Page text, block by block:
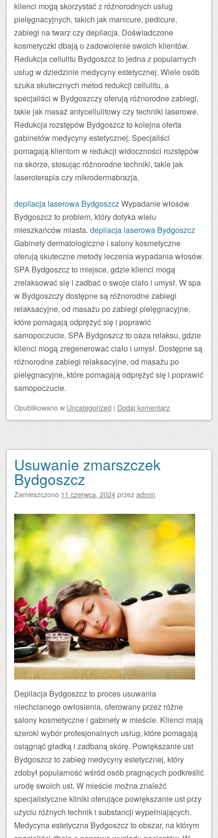
klienci mogą skorzystać z różnorodnych usług
pielęgnacyjnych, takich jak manicure, pedicure,
zabiegi na twarz czy depilacja. Doświadczone
kosmetyczki dbają o zadowolenie swoich klientów.
Redukcja cellulitu Bydgoszcz to jedna z popularnych
usług w dziedzinie medycyny estetycznej. Wiele osób
szuka skutecznych metod redukcji cellulitu, a
specjaliści w Bydgoszczy oferują różnorodne zabiegi,
takie jak masaż antycellulitowy czy techniki laserowe.
Redukcja rozstępów Bydgoszcz to kolejna oferta
gabinetów medycyny estetycznej. Specjaliści
pomagają klientom w redukcji widoczności rozstępów
na skórze, stosując różnorodne techniki, takie jak
laseroterapia czy mikrodermabrazja.
depilacja laserowa BydgoszczWypadanie włosów
Bydgoszcz to problem, który dotyka wielu
mieszkańców miasta. depilacja laserowa Bydgoszcz
Gabinety dermatologiczne i salony kosmetyczne
oferują skuteczne metody leczenia wypadania włosów.
SPA Bydgoszcz to miejsce, gdzie klienci mogą
zrelaksować się i zadbać o swoje ciało i umysł. W spa
w Bydgoszczy dostępne są różnorodne zabiegi
relaksacyjne, od masażu po zabiegi pielęgnacyjne,
które pomagają odprężyć się i poprawić
samopoczucie. SPA Bydgoszcz to oaza relaksu, gdzie
klienci mogą zregenerować ciało i umysł. Dostępne są
różnorodne zabiegi relaksacyjne, od masażu po
pielęgnacyjne, które pomagają odprężyć się i poprawić
samopoczucie.
Opublikowanow Uncategorized | Dodaj komentarz
Usuwanie zmarszczek
Bydgoszcz
Zamieszczono 11 czerwca, 2024przezadmin
Depilacja Bydgoszcz to proces usuwania
niechcianego owłosienia, oferowany przez różne
salony kosmetyczne i gabinety w mieście. Klienci mają
szeroki wybór profesjonalnych usług, które pomagają
osiągnąć gładką i zadbaną skórę. Powiększanie ust
Bydgoszcz to zabieg medycyny estetycznej, który
zdobył popularność wśród osób pragnących podkreślić
urodę swoich ust. W mieście można znaleźć
specjalistyczne kliniki oferujące powiększanie ust przy
użyciu różnych technik i substancji wypełniających.
Medycyna estetyczna Bydgoszcz to obszar, na którym